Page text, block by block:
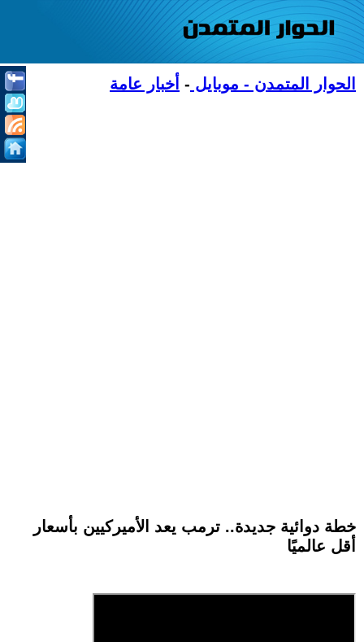
الحوار المتمدن - موبايل - أخبار عامة
خطة دوائية جديدة.. ترمب يعد الأميركيين بأسعار
أقل عالميًا